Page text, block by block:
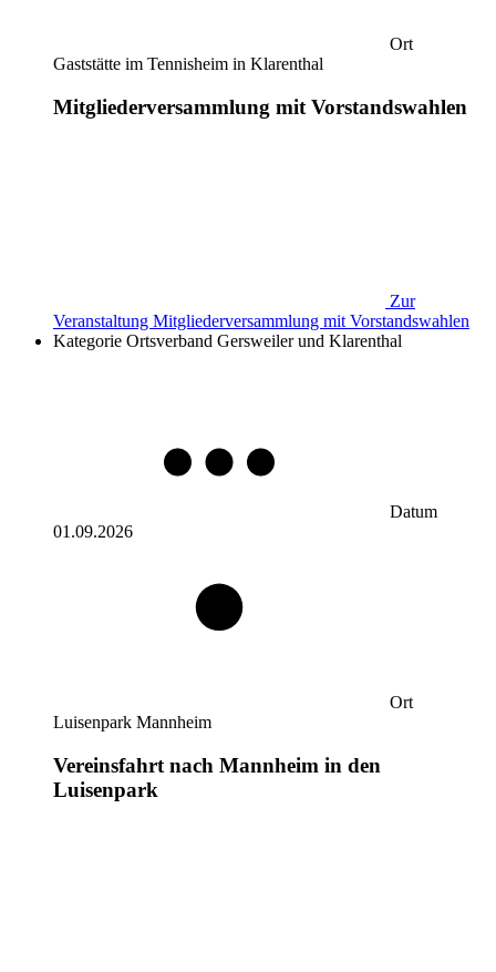
Ort
Gaststätte im Tennisheim in Klarenthal
Mitgliederversammlung mit Vorstandswahlen
Zur
Veranstaltung Mitgliederversammlung mit Vorstandswahlen
Kategorie Ortsverband Gersweiler und Klarenthal
Datum
01.09.2026
Ort
Luisenpark Mannheim
Vereinsfahrt nach Mannheim in den
Luisenpark